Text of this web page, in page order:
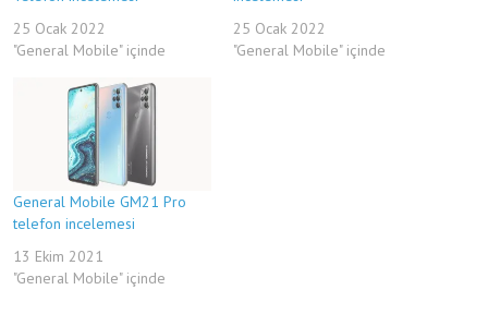
25 Ocak 2022
"General Mobile" içinde
25 Ocak 2022
"General Mobile" içinde
General Mobile GM21 Pro
telefon incelemesi
13 Ekim 2021
"General Mobile" içinde